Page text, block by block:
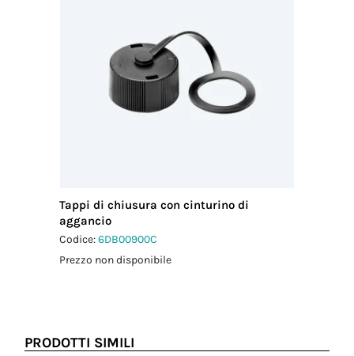
Tappi di chiusura con cinturino di
aggancio
Codice:6DB00900C
Prezzo non disponibile
PRODOTTI SIMILI